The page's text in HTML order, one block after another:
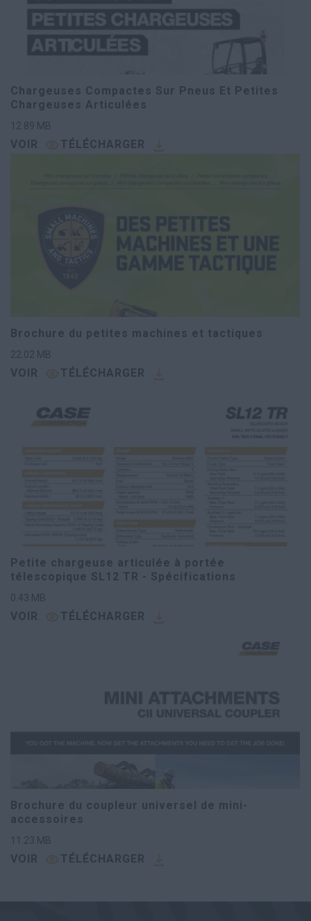
Chargeuses Compactes Sur Pneus Et Petites
Chargeuses Articulées
12.89 MB
VOIR TÉLÉCHARGER
Brochure du petites machines et tactiques
22.02 MB
VOIR TÉLÉCHARGER
Petite chargeuse articulée à portée
télescopique SL12 TR - Spécifications
0.43 MB
VOIR TÉLÉCHARGER
Brochure du coupleur universel de mini-
accessoires
11.23 MB
VOIR TÉLÉCHARGER